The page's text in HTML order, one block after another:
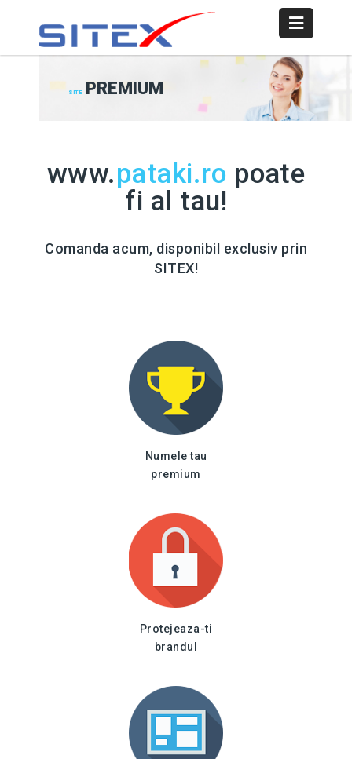
SITEPREMIUM
www.pataki.ro poate
fi al tau!
Comanda acum, disponibil exclusiv prin
SITEX!
Numele tau
premium
Protejeaza-ti
brandul